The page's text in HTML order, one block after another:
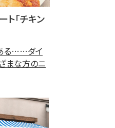
ト「チキン
る……ダイ
まな方のニ